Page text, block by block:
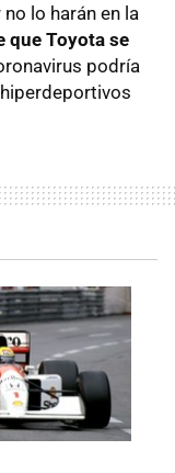
lo harán en la
que Toyota se
podría